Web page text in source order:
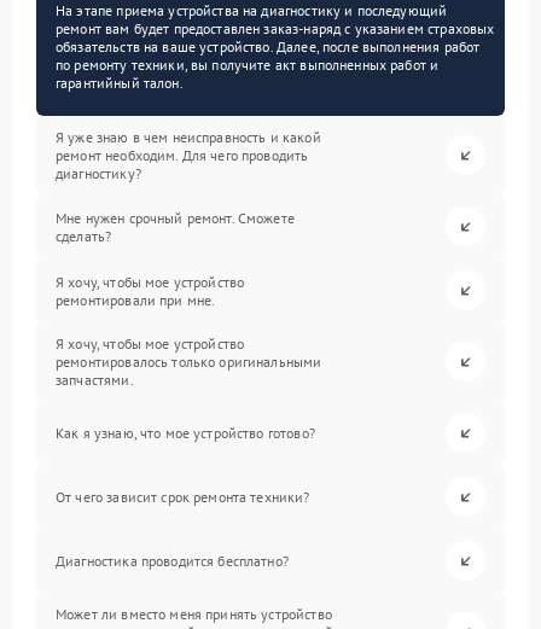
На этапе приема устройства на диагностику и последующий
ремонт вам будет предоставлен заказ-наряд с указанием страховых
обязательств на ваше устройство. Далее, после выполнения работ
по ремонту техники, вы получите акт выполненных работ и
гарантийный талон.
Я уже знаю в чем неисправность и какой
ремонт необходим. Для чего проводить
диагностику?
Мне нужен срочный ремонт. Сможете
сделать?
Я хочу, чтобы мое устройство
ремонтировали при мне.
Я хочу, чтобы мое устройство
ремонтировалось только оригинальными
запчастями.
Как я узнаю, что мое устройство готово?
От чего зависит срок ремонта техники?
Диагностика проводится бесплатно?
Может ли вместо меня принять устройство